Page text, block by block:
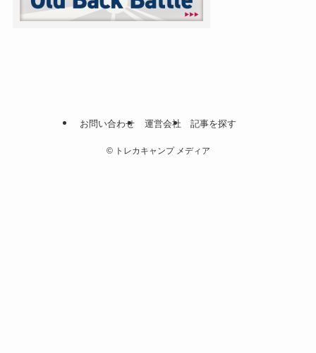
お問い合わせ 運営会社 記事を探す
©トレカキャンプ メディア